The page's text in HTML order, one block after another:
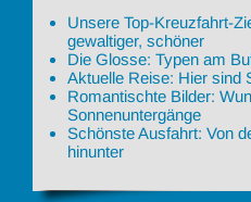
Unsere Top-Kreuzfahrt-
gewaltiger, schöner
Die Glosse: Typen am
Aktuelle Reise: Hier sind
Romantischte Bilder:
Sonnenuntergänge
Schönste Ausfahrt: Von
hinunter